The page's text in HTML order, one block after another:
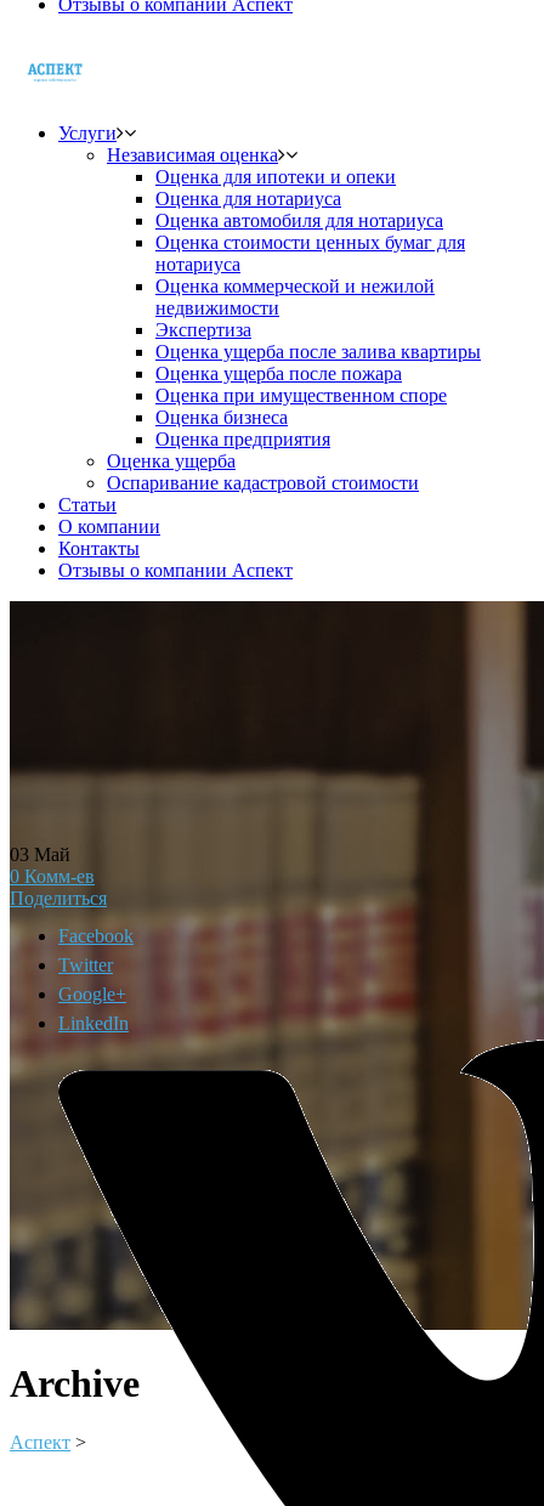
Отзывы о компании Аспект
Услуги
Независимая оценка
Оценка для ипотеки и опеки
Оценка для нотариуса
Оценка автомобиля для нотариуса
Оценка стоимости ценных бумаг для
нотариуса
Оценка коммерческой и нежилой
недвижимости
Экспертиза
Оценка ущерба после залива квартиры
Оценка ущерба после пожара
Оценка при имущественном споре
Оценка бизнеса
Оценка предприятия
Оценка ущерба
Оспаривание кадастровой стоимости
Статьи
О компании
Контакты
Отзывы о компании Аспект
Archive
Аспект >
03 Май
0 Комм-ев
Поделиться
Facebook
Twitter
Google+
LinkedIn